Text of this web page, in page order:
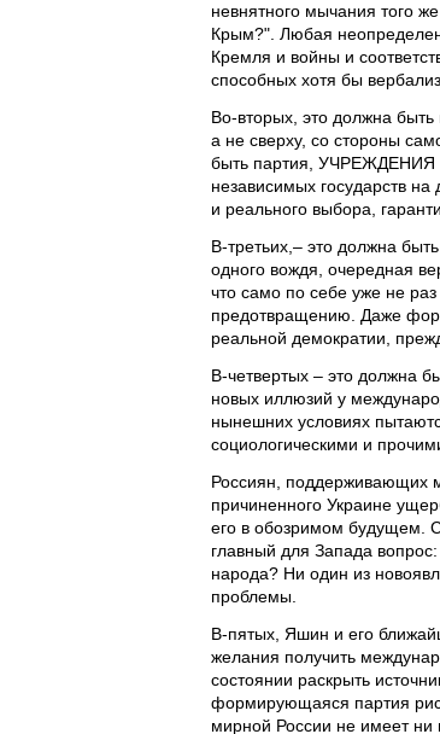
невнятного мычания того
Крым?". Любая
Кремля и войны и
способных хотя бы
Во-вторых, это должна быть
а не сверху, со стороны
быть партия, УЧРЕЖДЕНИЯ
независимых государств
и реального выбора,
В-третьих,– это должна
одного вождя, очередная
что само по себе уже не
предотвращению. Даже
реальной демократии,
В-четвертых – это должна
новых иллюзий у
нынешних условиях
социологическими и
Россиян, поддерживающих
причиненного Украине
его в обозримом будущем.
главный для Запада
народа? Ни один из
проблемы.
В-пятых, Яшин и его
желания получить
состоянии раскрыть
формирующаяся партия
мирной России не имеет